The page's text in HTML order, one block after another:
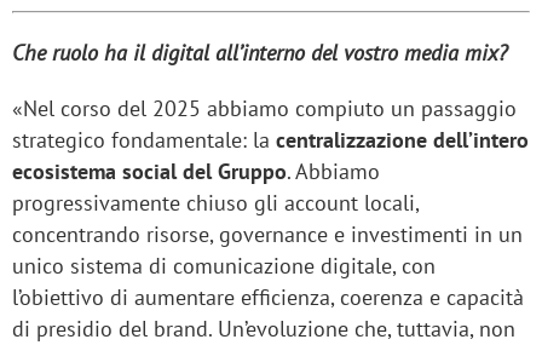
Che ruolo ha il digital all’interno del vostro media mix?
«Nel corso del 2025 abbiamo compiuto un passaggio
strategico fondamentale: la centralizzazione dell’intero
ecosistema social del Gruppo. Abbiamo
progressivamente chiuso gli account locali,
concentrando risorse, governance e investimenti in un
unico sistema di comunicazione digitale, con
l’obiettivo di aumentare efficienza, coerenza e capacità
di presidio del brand. Un’evoluzione che, tuttavia, non